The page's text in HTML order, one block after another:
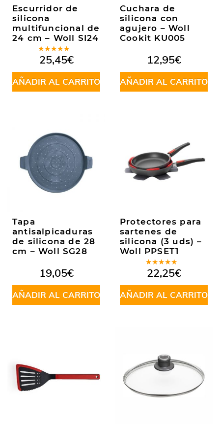
Escurridor de
silicona
multifuncional de
24 cm – Woll SI24
Valorado
en5.00de
5
25,45€
AÑADIR AL CARRITO
Cuchara de
silicona con
agujero – Woll
Cookit KU005
12,95€
AÑADIR AL CARRITO
Tapa
antisalpicaduras
de silicona de 28
cm – Woll SG28
19,05€
AÑADIR AL CARRITO
Protectores para
sartenes de
silicona (3 uds) –
Woll PPSET1
Valorado
en4.88de
5
22,25€
AÑADIR AL CARRITO